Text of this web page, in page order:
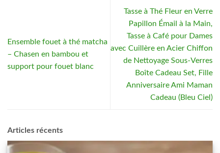
Ensemble fouet à thé matcha
– Chasen en bambou et
support pour fouet blanc
Tasse à Thé Fleur en Verre
Papillon Émail à la Main,
Tasse à Café pour Dames
avec Cuillère en Acier Chiffon
de Nettoyage Sous-Verres
Boîte Cadeau Set, Fille
Anniversaire Ami Maman
Cadeau (Bleu Ciel)
Articles récents